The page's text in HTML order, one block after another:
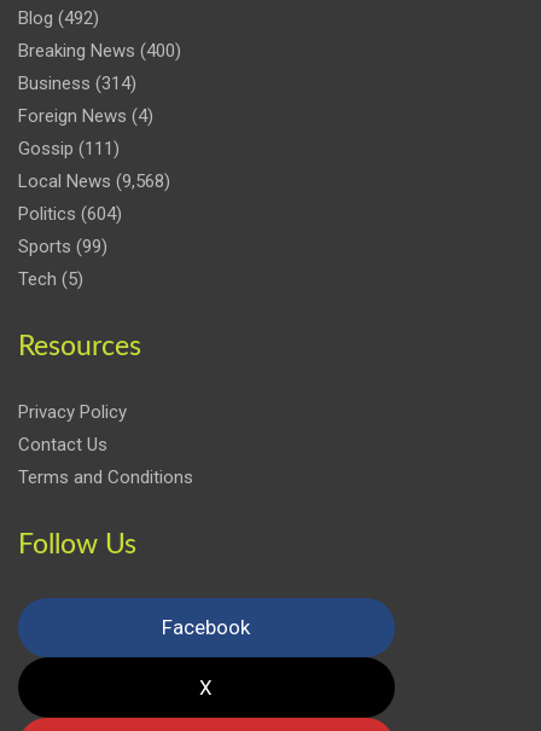
Blog (492)
Breaking News (400)
Business (314)
Foreign News (4)
Gossip (111)
Local News (9,568)
Politics (604)
Sports (99)
Tech (5)
Resources
Privacy Policy
Contact Us
Terms and Conditions
Follow Us
Facebook
X